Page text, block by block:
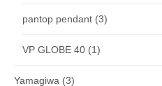
pantop pendant (3)
VP GLOBE 40 (1)
Yamagiwa (3)